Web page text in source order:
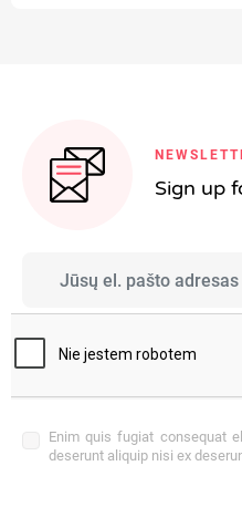
Sign up
Enim quis fugiat consequat
deserunt aliquip nisi ex